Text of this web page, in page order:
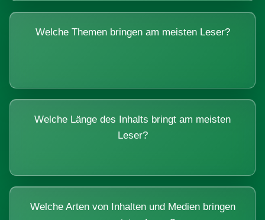
Welche Themen bringen am meisten Leser?
Welche Länge des Inhalts bringt am meisten
Leser?
Welche Arten von Inhalten und Medien bringen